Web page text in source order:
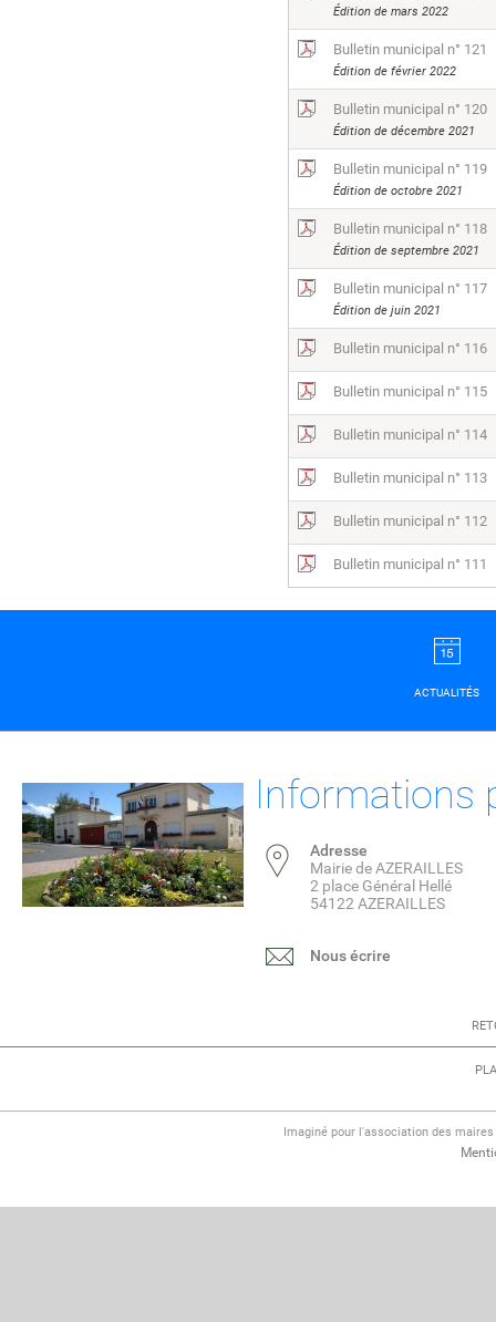
Édition de mars 2022
Bulletin municipal n° 121
Édition de février 2022
Bulletin municipal n° 120
Édition de décembre 2021
Bulletin municipal n° 119
Édition de octobre 2021
Bulletin municipal n° 118
Édition de septembre 2021
Bulletin municipal n° 117
Édition de juin 2021
Bulletin municipal n° 116
Bulletin municipal n° 115
Bulletin municipal n° 114
Bulletin municipal n° 113
Bulletin municipal n° 112
Bulletin municipal n° 111
ACTUALITÉS
Informations
Adresse
Mairie de AZERAILLES
2 place Général Hellé
54122 AZERAILLES
Nous écrire
Imaginé pour l'association des